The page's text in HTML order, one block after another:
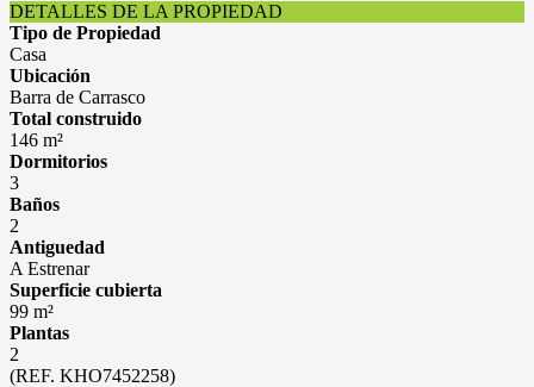
DETALLES DE LA PROPIEDAD
Tipo de Propiedad
Casa
Ubicación
Barra de Carrasco
Total construido
146 m²
Dormitorios
3
Baños
2
Antiguedad
A Estrenar
Superficie cubierta
99 m²
Plantas
2
(REF. KHO7452258)